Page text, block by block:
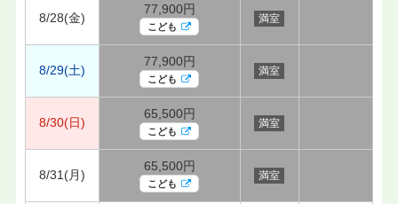
8/28(金)
77,900円
こども
満室
8/29(土)
77,900円
こども
満室
8/30(日)
65,500円
こども
満室
8/31(月)
65,500円
こども
満室